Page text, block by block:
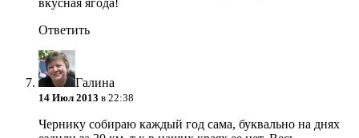
вкусная ягода!
Ответить
Галина
14 Июл 2013 в 22:38
Чернику собираю каждый год сама, буквально на днях